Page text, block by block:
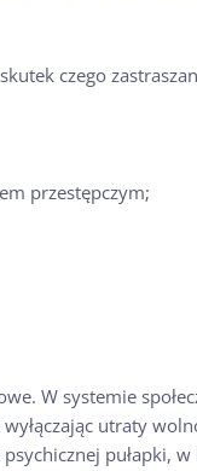
czego
przestępczym;
W systemie
utraty
pułapki,